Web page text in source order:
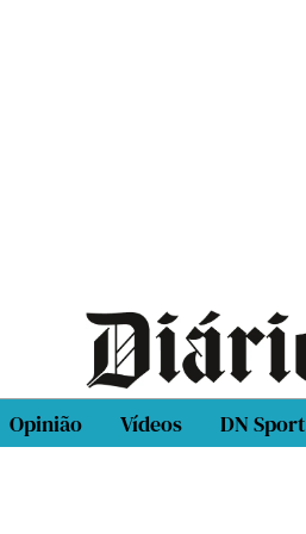
Opinião Vídeos DN Sport